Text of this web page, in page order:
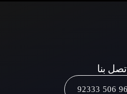
اتصل بنا